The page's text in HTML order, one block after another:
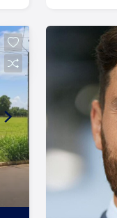
laços